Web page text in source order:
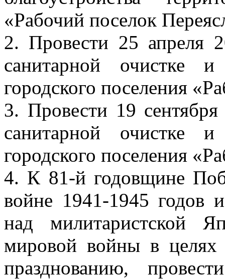
«Рабочий поселок
2. Провести 25 апреля
санитарной очистке и
городского поселения
3. Провести 19
санитарной очистке и
городского поселения
4. К 81-й годовщине
войне 1941-1945
над милитаристской
мировой войны в целях
празднованию,